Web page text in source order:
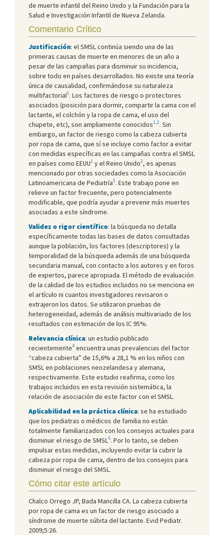
de muerte infantil del Reino Unido y la Fundación para la
Salud e Investigación Infantil de Nueva Zelanda.
Comentario Crítico
Justificación: el SMSL continúa siendo una de las
primeras causas de muerte en menores de un año a
pesar de las campañas para disminuir su incidencia,
sobre todo en países desarrollados. No existe una teoría
única de causalidad, confirmándose su naturaleza
multifactorial1. Los factores de riesgo o protectores
asociados (posición para dormir, compartir la cama con el
lactante, el colchón y la ropa de cama, el uso del
chupete, etc), son ampliamente conocidos1,2. Sin
embargo, un factor de riesgo como la cabeza cubierta
por ropa de cama, que sí se incluye como factor a evitar
con medidas específicas en las campañas contra el SMSL
en países como EEUU1 y el Reino Unido2, es apenas
mencionado por otras sociedades como la Asociación
Latinoamericana de Pediatría3. Este trabajo pone en
relieve un factor frecuente, pero potencialmente
modificable, que podría ayudar a prevenir más muertes
asociadas a este síndrome.
Validez o rigor científico: la búsqueda no detalla
específicamente todas las bases de datos consultadas
aunque la población, los factores (descriptores) y la
temporalidad de la búsqueda además de una búsqueda
secundaria manual, con contacto a los autores y en foros
de expertos, parece apropiada. El método de evaluación
de la calidad de los estudios incluidos no se menciona en
el artículo ni cuantos investigadores revisaron o
extrajeron los datos. Se utilizaron pruebas de
heterogeneidad, además de análisis multivariado de los
resultados con estimación de los IC 95%.
Relevancia clínica: un estudio publicado
recientemente4 encuentra unas prevalencias del factor
“cabeza cubierta” de 15,6% a 28,1 % en los niños con
SMSL en poblaciones neozelandesa y alemana,
respectivamente. Este estudio reafirma, como los
trabajos incluidos en esta revisión sistemática, la
relación de asociación de este factor con el SMSL.
Aplicabilidad en la práctica clínica: se ha estudiado
que los pediatras o médicos de familia no están
totalmente familiarizados con los consejos actuales para
disminuir el riesgo de SMSL 5. Por lo tanto, se deben
impulsar estas medidas, incluyendo evitar la cubrir la
cabeza por ropa de cama, dentro de los consejos para
disminuir el riesgo del SMSL.
Cómo citar este artículo
Chalco Orrego JP, Bada Mancilla CA. La cabeza cubierta
por ropa de cama es un factor de riesgo asociado a
síndrome de muerte súbita del lactante. Evid Pediatr.
2009;5:26.